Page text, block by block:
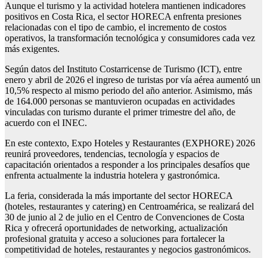
Aunque el turismo y la actividad hotelera mantienen indicadores
positivos en Costa Rica, el sector HORECA enfrenta presiones
relacionadas con el tipo de cambio, el incremento de costos
operativos, la transformación tecnológica y consumidores cada vez
más exigentes.
Según datos del Instituto Costarricense de Turismo (ICT), entre
enero y abril de 2026 el ingreso de turistas por vía aérea aumentó un
10,5% respecto al mismo periodo del año anterior. Asimismo, más
de 164.000 personas se mantuvieron ocupadas en actividades
vinculadas con turismo durante el primer trimestre del año, de
acuerdo con el INEC.
En este contexto, Expo Hoteles y Restaurantes (EXPHORE) 2026
reunirá proveedores, tendencias, tecnología y espacios de
capacitación orientados a responder a los principales desafíos que
enfrenta actualmente la industria hotelera y gastronómica.
La feria, considerada la más importante del sector HORECA
(hoteles, restaurantes y catering) en Centroamérica, se realizará del
30 de junio al 2 de julio en el Centro de Convenciones de Costa
Rica y ofrecerá oportunidades de networking, actualización
profesional gratuita y acceso a soluciones para fortalecer la
competitividad de hoteles, restaurantes y negocios gastronómicos.